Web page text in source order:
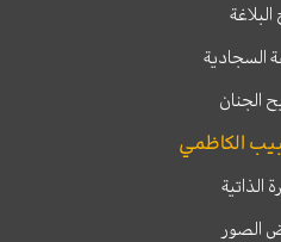
السجادية
الجنان
الكاظمي
الذاتية
الصور